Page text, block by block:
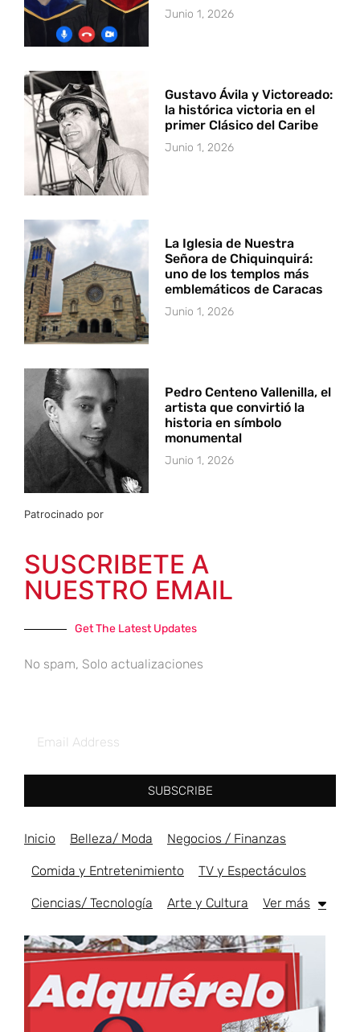
Junio 1, 2026
Gustavo Ávila y Victoreado:
la histórica victoria en el
primer Clásico del Caribe
Junio 1, 2026
La Iglesia de Nuestra
Señora de Chiquinquirá:
uno de los templos más
emblemáticos de Caracas
Junio 1, 2026
Pedro Centeno Vallenilla, el
artista que convirtió la
historia en símbolo
monumental
Junio 1, 2026
Patrocinado por
SUSCRIBETE A
NUESTRO EMAIL
Get The Latest Updates
No spam, Solo actualizaciones
SUBSCRIBE
Inicio Belleza/ Moda Negocios / Finanzas
Comida y Entretenimiento TV y Espectáculos
Ciencias/ Tecnología Arte y Cultura Ver más